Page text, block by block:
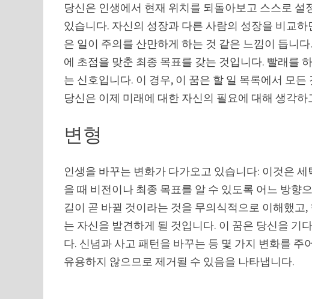
당신은 인생에서 현재 위치를 되돌아보고 스스로
있습니다. 자신의 성장과 다른 사람의 성장을 비교
은 일이 주의를 산만하게 하는 것 같은 느낌이 듭니
에 초점을 맞춘 최종 목표를 갖는 것입니다. 빨래를
는 신호입니다. 이 경우, 이 꿈은 할 일 목록에서 모
당신은 이제 미래에 대한 자신의 필요에 대해 생각
변형
인생을 바꾸는 변화가 다가오고 있습니다: 이것은
을 때 비전이나 최종 목표를 알 수 있도록 어느 방향
길이 곧 바뀔 것이라는 것을 무의식적으로 이해했고
는 자신을 발견하게 될 것입니다. 이 꿈은 당신을 기
다. 신념과 사고 패턴을 바꾸는 등 몇 가지 변화를
유용하지 않으므로 제거될 수 있음을 나타냅니다.